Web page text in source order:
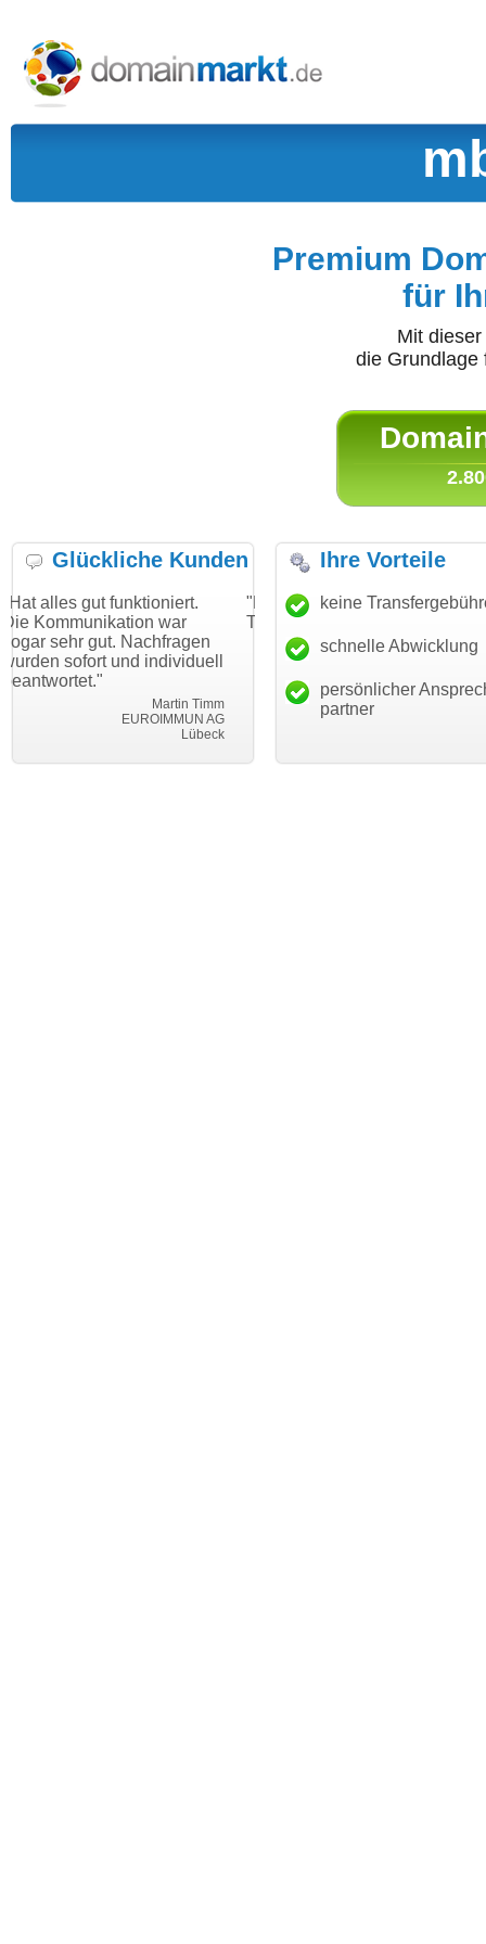
Premium
für
Mit
die
Glückliche Kunden
war
Nachfragen
individuell
"Danke für den schnellen
Transfer und guten Service!"
Thomas Schäfer
i can eckert communication GmbH
"Ich bin
haben. Die
mein
Ihre Vorteile
keine
schnelle Abwicklung
persönlicher
partner